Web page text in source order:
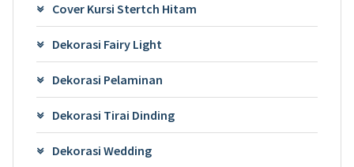
Cover Kursi Stertch Hitam
Dekorasi Fairy Light
Dekorasi Pelaminan
Dekorasi Tirai Dinding
Dekorasi Wedding